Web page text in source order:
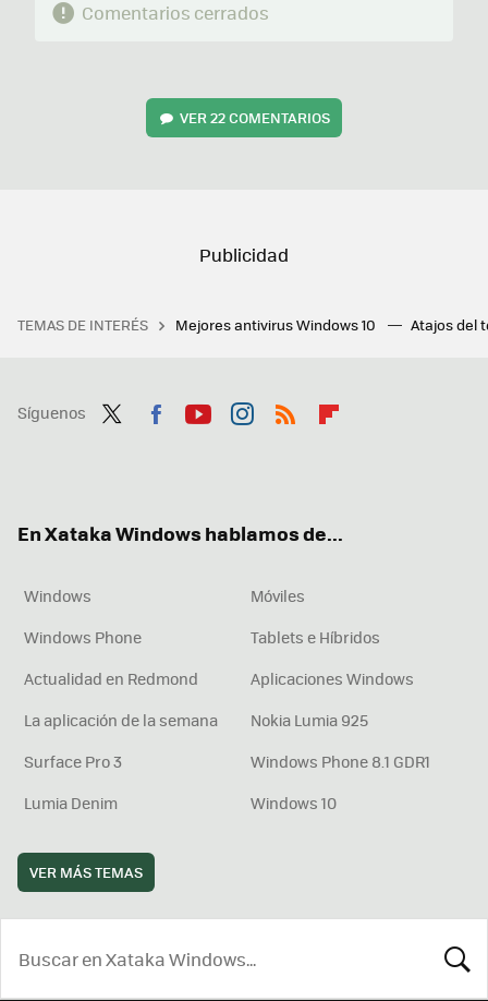
Comentarios cerrados
VER22 COMENTARIOS
TEMAS DE INTERÉS Mejores antivirus Windows 10 Atajos del
Síguenos
En Xataka Windows hablamos de...
Windows
Móviles
Windows Phone
Tablets e Híbridos
Actualidad en Redmond
Aplicaciones Windows
La aplicación de la semana
Nokia Lumia 925
Surface Pro 3
Windows Phone 8.1 GDR1
Lumia Denim
Windows 10
VER MÁS TEMAS